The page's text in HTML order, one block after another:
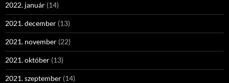
2022. január (14)
2021. december (13)
2021. november (22)
2021. október (13)
2021. szeptember (14)